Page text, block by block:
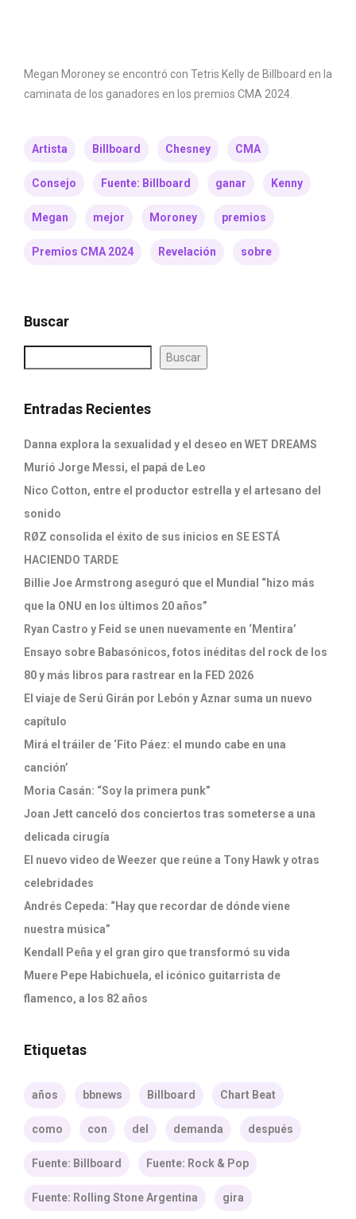
Megan Moroney se encontró con Tetris Kelly de Billboard en la
caminata de los ganadores en los premios CMA 2024.
Artista Billboard Chesney CMA
Consejo Fuente: Billboard ganar Kenny
Megan mejor Moroney premios
Premios CMA 2024 Revelación sobre
Buscar
Buscar
Entradas Recientes
Danna explora la sexualidad y el deseo en WET DREAMS
Murió Jorge Messi, el papá de Leo
Nico Cotton, entre el productor estrella y el artesano del
sonido
RØZ consolida el éxito de sus inicios en SE ESTÁ
HACIENDO TARDE
Billie Joe Armstrong aseguró que el Mundial “hizo más
que la ONU en los últimos 20 años”
Ryan Castro y Feid se unen nuevamente en ‘Mentira’
Ensayo sobre Babasónicos, fotos inéditas del rock de los
80 y más libros para rastrear en la FED 2026
El viaje de Serú Girán por Lebón y Aznar suma un nuevo
capítulo
Mirá el tráiler de ‘Fito Páez: el mundo cabe en una
canción’
Moria Casán: “Soy la primera punk”
Joan Jett canceló dos conciertos tras someterse a una
delicada cirugía
El nuevo video de Weezer que reúne a Tony Hawk y otras
celebridades
Andrés Cepeda: “Hay que recordar de dónde viene
nuestra música”
Kendall Peña y el gran giro que transformó su vida
Muere Pepe Habichuela, el icónico guitarrista de
flamenco, a los 82 años
Etiquetas
años bbnews Billboard Chart Beat
como con del demanda después
Fuente: Billboard Fuente: Rock & Pop
Fuente: Rolling Stone Argentina gira